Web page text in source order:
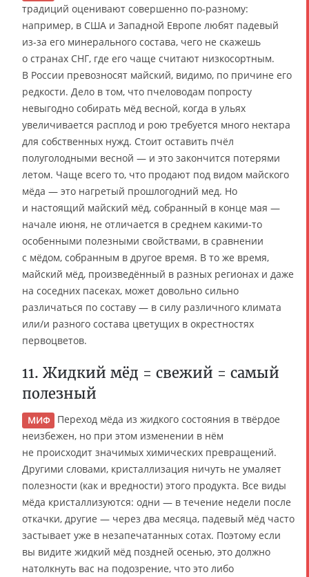
традиций оценивают совершенно по-разному:
например, в США и Западной Европе любят падевый
из-за его минерального состава, чего не скажешь
о странах СНГ, где его чаще считают низкосортным.
В России превозносят майский, видимо, по причине его
редкости. Дело в том, что пчеловодам попросту
невыгодно собирать мёд весной, когда в ульях
увеличивается расплод и рою требуется много нектара
для собственных нужд. Стоит оставить пчёл
полуголодными весной — и это закончится потерями
летом. Чаще всего то, что продают под видом майского
мёда — это нагретый прошлогодний мед. Но
и настоящий майский мёд, собранный в конце мая —
начале июня, не отличается в среднем какими-то
особенными полезными свойствами, в сравнении
с мёдом, собранным в другое время. В то же время,
майский мёд, произведённый в разных регионах и даже
на соседних пасеках, может довольно сильно
различаться по составу — в силу различного климата
или/и разного состава цветущих в окрестностях
первоцветов.
11. Жидкий мёд = свежий = самый
полезный
МИФ
Переход мёда из жидкого состояния в твёрдое
неизбежен, но при этом изменении в нём
не происходит значимых химических превращений.
Другими словами, кристаллизация ничуть не умаляет
полезности (как и вредности) этого продукта. Все виды
мёда кристаллизуются: одни — в течение недели после
откачки, другие — через два месяца, падевый мёд часто
застывает уже в незапечатанных сотах. Поэтому если
вы видите жидкий мёд поздней осенью, это должно
натолкнуть вас на подозрение, что это либо